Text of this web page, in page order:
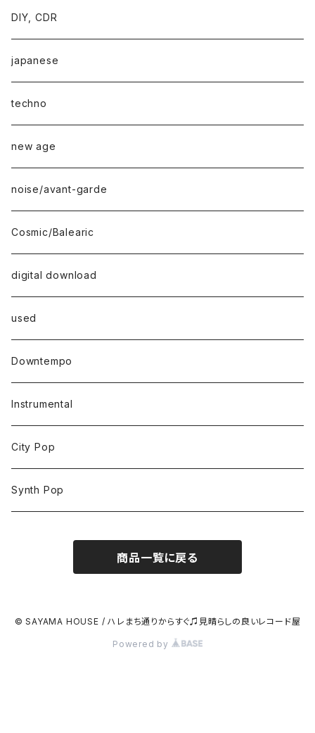
DIY, CDR
japanese
techno
new age
noise/avant-garde
Cosmic/Balearic
digital download
used
Downtempo
Instrumental
City Pop
Synth Pop
商品一覧に戻る
© SAYAMA HOUSE / ハレまち通りからすぐ♫見晴らしの良いレコード屋
Powered by